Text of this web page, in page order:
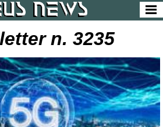
n. 3235